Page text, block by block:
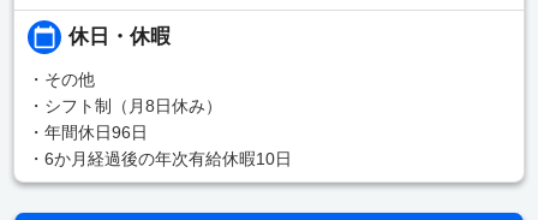
休日・休暇
・その他
・シフト制（月8日休み）
・年間休日96日
・6か月経過後の年次有給休暇10日